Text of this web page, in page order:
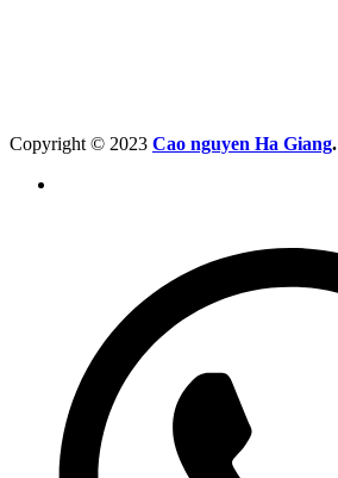
Copyright © 2023 Cao nguyen Ha Giang.